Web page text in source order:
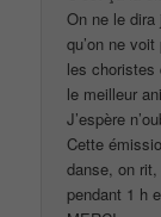
On ne le dira
qu’on ne
les choristes
le meilleur
J’espère
Cette
danse, on
pendant 1 h